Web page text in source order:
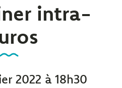
intra-
2022 à 18h30